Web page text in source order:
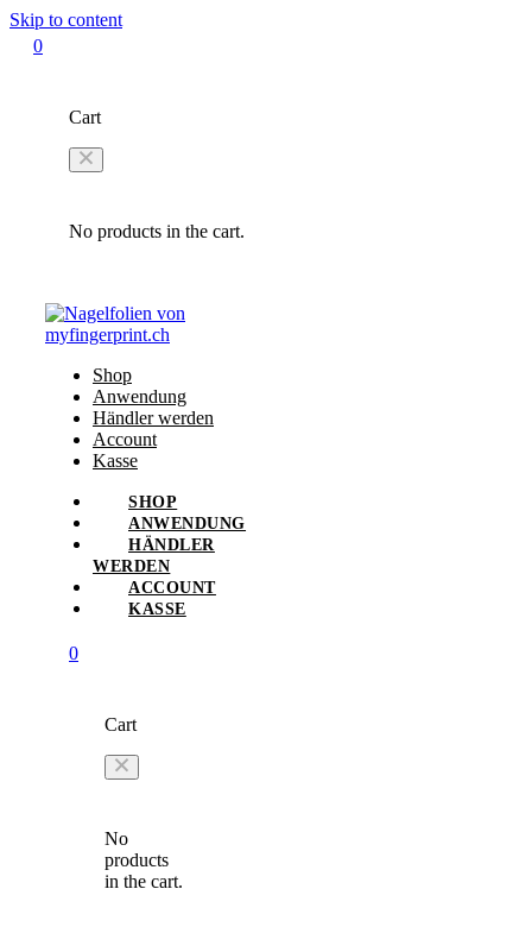
Skip to content
0
Cart
No products in the cart.
Shop
Anwendung
Händler werden
Account
Kasse
SHOP
ANWENDUNG
HÄNDLER
WERDEN
ACCOUNT
KASSE
0
Cart
No
products
in the cart.